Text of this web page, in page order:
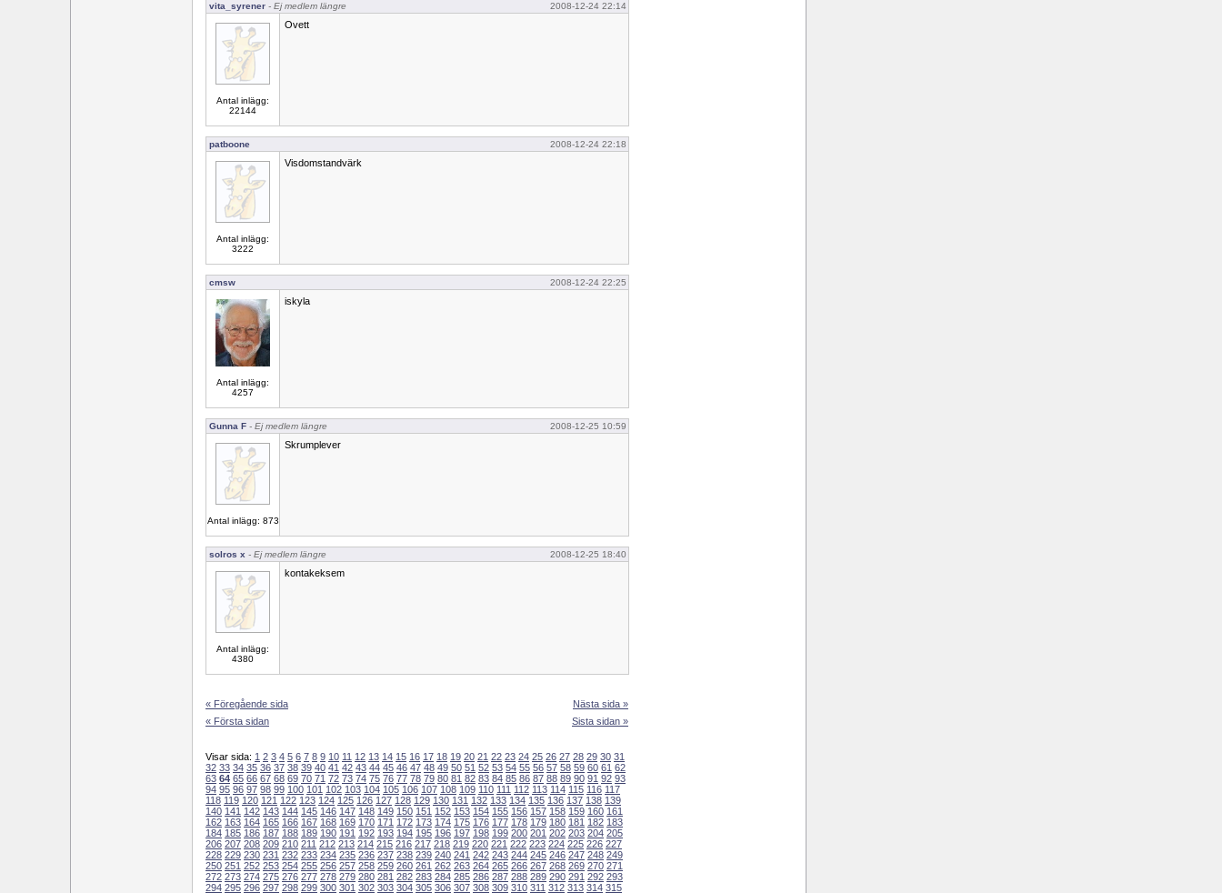
vita_syrener - Ej medlem längre 2008-12-24 22:14
Antal inlägg:
22144
Ovett
patboone 2008-12-24 22:18
Antal inlägg:
3222
Visdomstandvärk
cmsw 2008-12-24 22:25
Antal inlägg:
4257
iskyla
Gunna F - Ej medlem längre 2008-12-25 10:59
Antal inlägg: 873
Skrumplever
solros x - Ej medlem längre 2008-12-25 18:40
Antal inlägg:
4380
kontakeksem
« Föregående sida
« Första sidan
Nästa sida »
Sista sidan »
Visar sida: 1 2 3 4 5 6 7 8 9 10 11 12 13 14 15 16 17 18 19 20 21 22 23 24 25 26 27 28 29 30 31
32 33 34 35 36 37 38 39 40 41 42 43 44 45 46 47 48 49 50 51 52 53 54 55 56 57 58 59 60 61 62
63 64 65 66 67 68 69 70 71 72 73 74 75 76 77 78 79 80 81 82 83 84 85 86 87 88 89 90 91 92 93
94 95 96 97 98 99 100 101 102 103 104 105 106 107 108 109 110 111 112 113 114 115 116 117
118 119 120 121 122 123 124 125 126 127 128 129 130 131 132 133 134 135 136 137 138 139
140 141 142 143 144 145 146 147 148 149 150 151 152 153 154 155 156 157 158 159 160 161
162 163 164 165 166 167 168 169 170 171 172 173 174 175 176 177 178 179 180 181 182 183
184 185 186 187 188 189 190 191 192 193 194 195 196 197 198 199 200 201 202 203 204 205
206 207 208 209 210 211 212 213 214 215 216 217 218 219 220 221 222 223 224 225 226 227
228 229 230 231 232 233 234 235 236 237 238 239 240 241 242 243 244 245 246 247 248 249
250 251 252 253 254 255 256 257 258 259 260 261 262 263 264 265 266 267 268 269 270 271
272 273 274 275 276 277 278 279 280 281 282 283 284 285 286 287 288 289 290 291 292 293
294 295 296 297 298 299 300 301 302 303 304 305 306 307 308 309 310 311 312 313 314 315